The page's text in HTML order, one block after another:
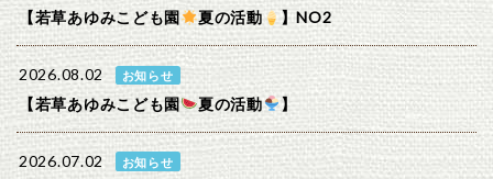
【若草あゆみこども園 夏の活動 】NO2
2026.08.02 お知らせ
【若草あゆみこども園 夏の活動 】
2026.07.02 お知らせ